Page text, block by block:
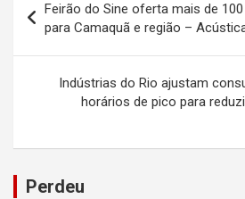
de
Post
Feirão do Sine oferta mais de
para Camaquã e região –
Indústrias do Rio ajustam
horários de pico para
Perdeu